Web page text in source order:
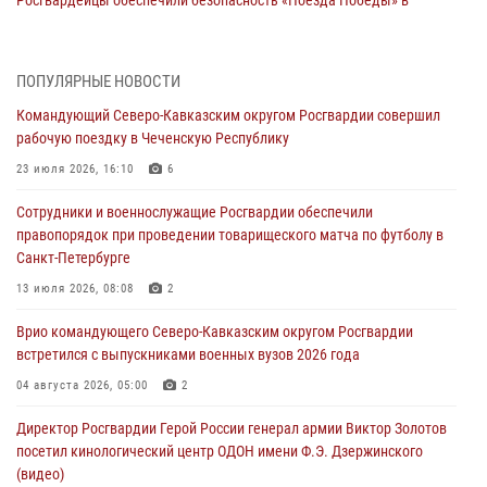
настольному теннису ко Дню физкультурника
08 августа 2026, 07:00
ограниченными возможностями здоровья (видео)
08 августа 2026, 06:32
Спецназ Росгвардии в Марий Эл почтил память товарища на
08 августа 2026, 06:15 9
День физкультурника в Уральском округе Росгвардии отметили
08 августа 2026, 06:03
ПОПУЛЯРНЫЕ НОВОСТИ
Командующий Северо-Кавказским округом Росгвардии совершил
рабочую поездку в Чеченскую Республику
23 июля 2026, 16:10 6
Сотрудники и военнослужащие Росгвардии обеспечили
правопорядок при проведении товарищеского матча по футболу в
Санкт-Петербурге
13 июля 2026, 08:08 2
Врио командующего Северо-Кавказским округом Росгвардии
встретился с выпускниками военных вузов 2026 года
04 августа 2026, 05:00 2
Директор Росгвардии Герой России генерал армии Виктор Золотов
посетил кинологический центр ОДОН имени Ф.Э. Дзержинского
(видео)